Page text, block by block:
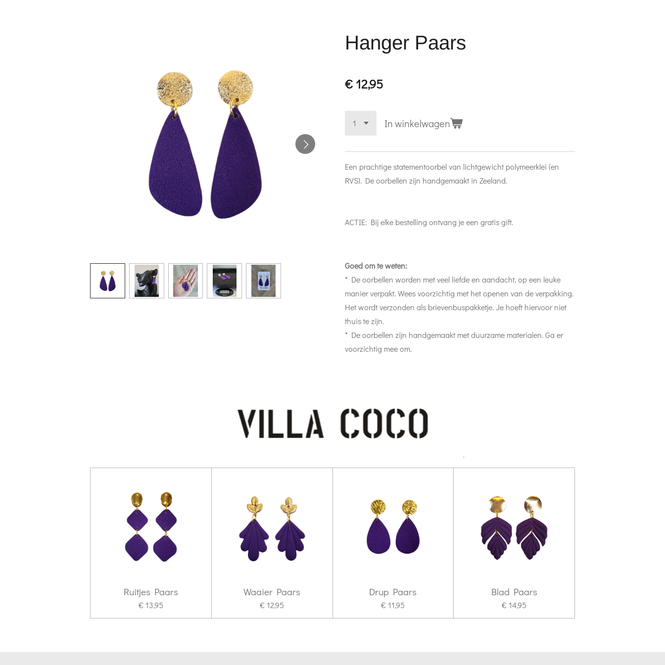
Hanger Paars
€ 12,95
In winkelwagen
Een prachtige statementoorbel van lichtgewicht polymeerklei (en
RVS). De oorbellen zijn handgemaakt in Zeeland.
ACTIE: Bij elke bestelling ontvang je een gratis gift.
Goed om te weten:
* De oorbellen worden met veel liefde en aandacht, op een leuke
manier verpakt. Wees voorzichtig met het openen van de verpakking.
Het wordt verzonden als brievenbuspakketje. Je hoeft hiervoor niet
thuis te zijn.
* De oorbellen zijn handgemaakt met duurzame materialen. Ga er
voorzichtig mee om.
Ruitjes Paars
€ 13,95
Waaier Paars
€ 12,95
Drup Paars
€ 11,95
Blad Paars
€ 14,95